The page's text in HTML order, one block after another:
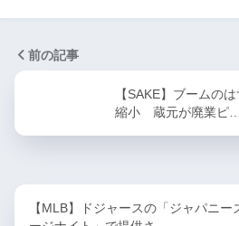
前の記事
【SAKE】ブームの
縮小 蔵元が廃業ピ…
【MLB】ドジャースの「ジャパニー